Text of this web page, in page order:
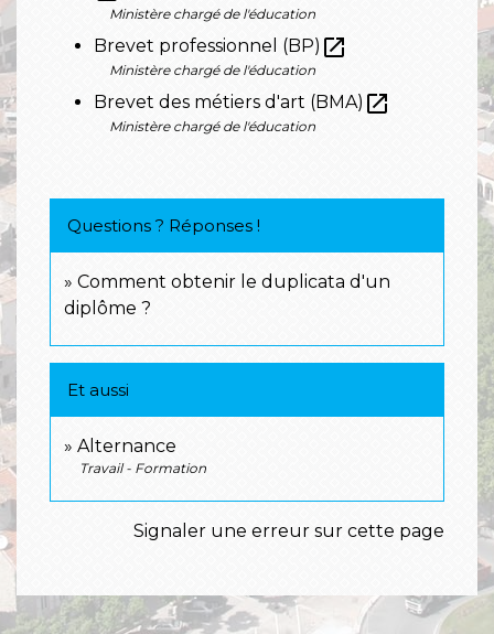
Ministère chargé de l'éducation
Brevet professionnel (BP) open_in_new
Ministère chargé de l'éducation
Brevet des métiers d'art (BMA) open_in_new
Ministère chargé de l'éducation
Questions ? Réponses !
Comment obtenir le duplicata d'un
diplôme ?
Et aussi
Alternance
Travail - Formation
Signaler une erreur sur cette page